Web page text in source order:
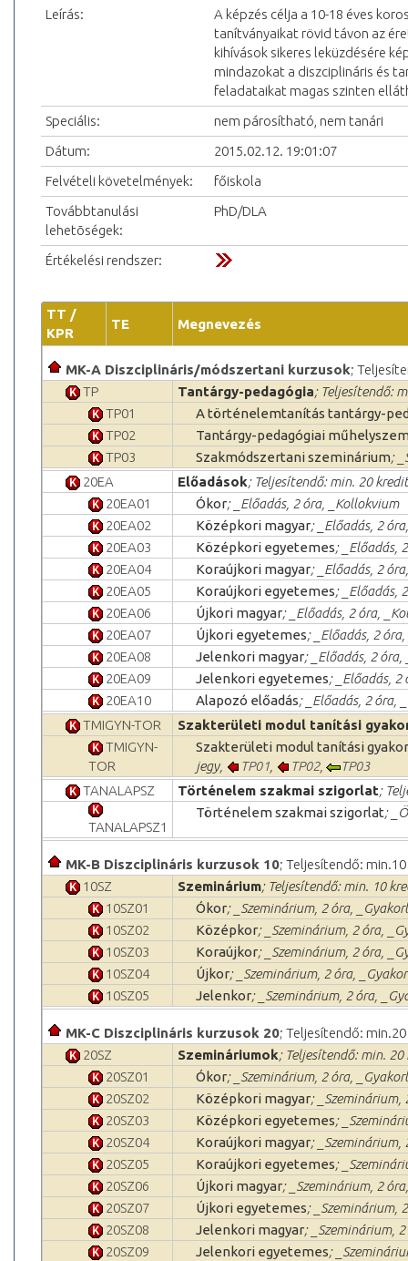
Leírás:
A képzés célja a 10-18 éves
tanítványaikat rövid távon az
kihívások sikeres leküzdésére
mindazokat a diszciplináris és
feladataikat magas szinten
Speciális:
nem párosítható, nem tanári
Dátum:
2015.02.12. 19:01:07
Felvételi követelmények:
főiskola
Továbbtanulási
lehetõségek:
PhD/DLA
Értékelési rendszer:
TT /
KPR
TE Megnevezés
MK-A Diszciplináris/módszertani kurzusok;
TP
Tantárgy-pedagógia; Teljesítendő:
TP01
A történelemtanítás tantárgy-
TP02
Tantárgy-pedagógiai
TP03
Szakmódszertani szeminárium;
20EA
Előadások; Teljesítendő: min. 20 kredit
20EA01
Ókor; _Előadás, 2 óra, _Kollokvium
20EA02
Középkori magyar; _Előadás, 2
20EA03
Középkori egyetemes; _Előadás,
20EA04
Koraújkori magyar; _Előadás, 2
20EA05
Koraújkori egyetemes; _Előadás,
20EA06
Újkori magyar; _Előadás, 2 óra,
20EA07
Újkori egyetemes; _Előadás, 2
20EA08
Jelenkori magyar; _Előadás, 2
20EA09
Jelenkori egyetemes; _Előadás, 2
20EA10
Alapozó előadás; _Előadás, 2 óra,
TMIGYN-TOR
Szakterületi modul tanítási
TMIGYN-
TOR
Szakterületi modul tanítási
jegy,
TP01 TP02,
TP03
TANALAPSZ
Történelem szakmai szigorlat;
TANALAPSZ1
Történelem szakmai szigorlat;
MK-B Diszciplináris kurzusok 10; Teljesítendő:
10SZ
Szeminárium; Teljesítendő: min. 10
10SZ01
Ókor; _Szeminárium, 2 óra,
10SZ02
Középkor; _Szeminárium, 2 óra,
10SZ03
Koraújkor; _Szeminárium, 2 óra,
10SZ04
Újkor; _Szeminárium, 2 óra,
10SZ05
Jelenkor; _Szeminárium, 2 óra,
MK-C Diszciplináris kurzusok 20; Teljesítendő:
20SZ
Szemináriumok; Teljesítendő: min.
20SZ01
Ókor; _Szeminárium, 2 óra,
20SZ02
Középkori magyar;
20SZ03
Középkori egyetemes;
20SZ04
Koraújkori magyar;
20SZ05
Koraújkori egyetemes;
20SZ06
Újkori magyar; _Szeminárium, 2
20SZ07
Újkori egyetemes; _Szeminárium,
20SZ08
Jelenkori magyar; _Szeminárium,
20SZ09
Jelenkori egyetemes;